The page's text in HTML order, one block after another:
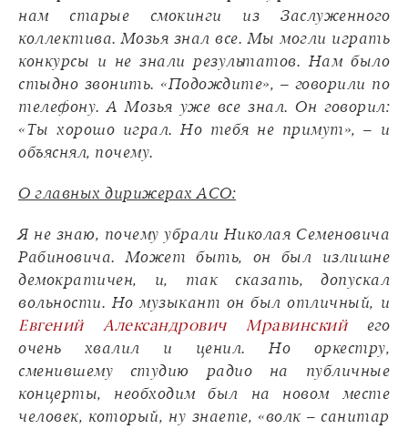
нам старые смокинги из Заслуженного
коллектива. Мозья знал все. Мы могли играть
конкурсы и не знали результатов. Нам было
стыдно звонить. «Подождите», – говорили по
телефону. А Мозья уже все знал. Он говорил:
«Ты хорошо играл. Но тебя не примут», – и
объяснял, почему.
О главных дирижерах АСО:
Я не знаю, почему убрали Николая Семеновича
Рабиновича. Может быть, он был излишне
демократичен, и, так сказать, допускал
вольности. Но музыкант он был отличный, и
Евгений Александрович Мравинскийего
очень хвалил и ценил. Но оркестру,
сменившему студию радио на публичные
концерты, необходим был на новом месте
человек, который, ну знаете, «волк – санитар